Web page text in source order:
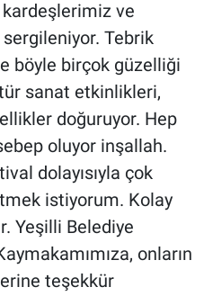
ve
Tebrik
böyle birçok güzelliği
sanat etkinlikleri,
doğuruyor. Hep
oluyor inşallah.
dolayısıyla çok
istiyorum. Kolay
Yeşilli Belediye
onların
teşekkür